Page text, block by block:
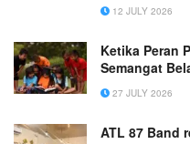
12 JULY 2026
Ketika Peran
Semangat
27 JULY 2026
ATL 87 Band